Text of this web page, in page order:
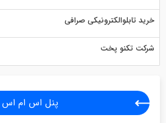
خرید تابلوالکترونیکی صرافی
شرکت تکنو پخت
پنل اس ام اس